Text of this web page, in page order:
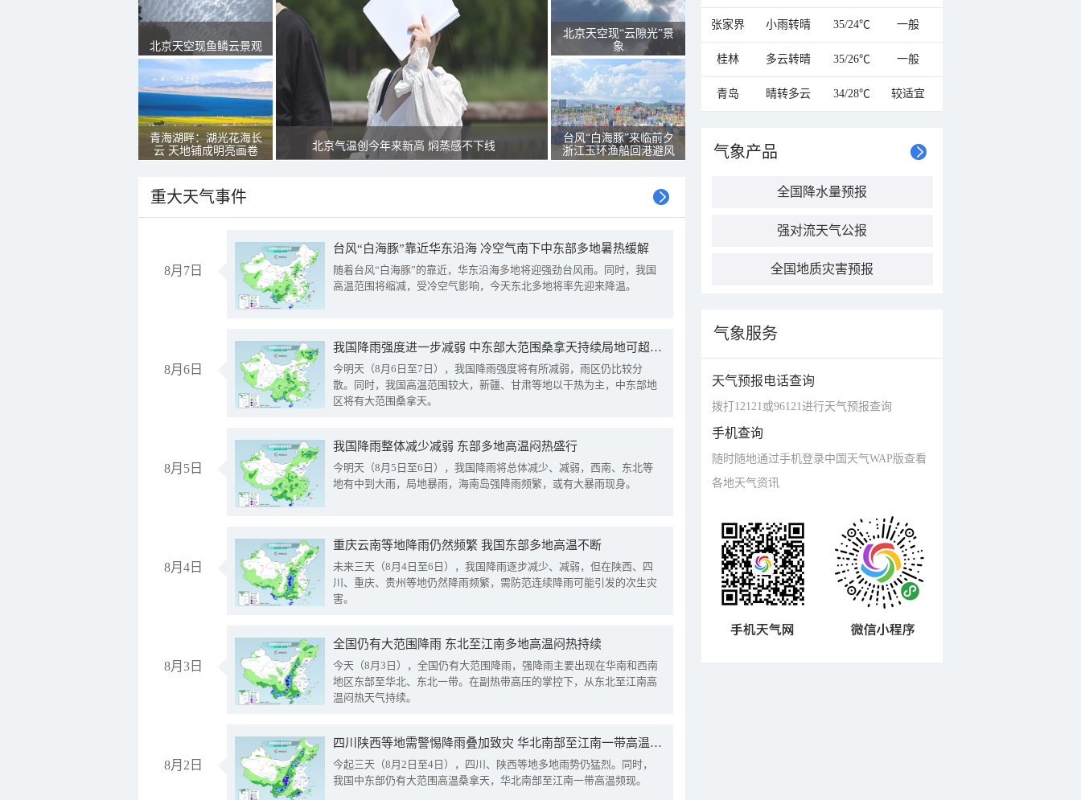
北京天空现鱼鳞云景观
青海湖畔：湖光花海长
云 天地铺成明亮画卷
北京气温创今年来新高 焖蒸感不下线
北京天空现“云隙光”景
象
台风“白海豚”来临前夕
浙江玉环渔船回港避风
重大天气事件
8月7日
台风“白海豚”靠近华东沿海 冷空气南下中东部多地暑热缓解
随着台风“白海豚”的靠近，华东沿海多地将迎强劲台风雨。同时，我国
高温范围将缩减，受冷空气影响，今天东北多地将率先迎来降温。
8月6日
我国降雨强度进一步减弱 中东部大范围桑拿天持续局地可超38℃
今明天（8月6日至7日），我国降雨强度将有所减弱，雨区仍比较分
散。同时，我国高温范围较大，新疆、甘肃等地以干热为主，中东部地
区将有大范围桑拿天。
8月5日
我国降雨整体减少减弱 东部多地高温闷热盛行
今明天（8月5日至6日），我国降雨将总体减少、减弱，西南、东北等
地有中到大雨，局地暴雨，海南岛强降雨频繁，或有大暴雨现身。
8月4日
重庆云南等地降雨仍然频繁 我国东部多地高温不断
未来三天（8月4日至6日），我国降雨逐步减少、减弱，但在陕西、四
川、重庆、贵州等地仍然降雨频繁，需防范连续降雨可能引发的次生灾
害。
8月3日
全国仍有大范围降雨 东北至江南多地高温闷热持续
今天（8月3日），全国仍有大范围降雨，强降雨主要出现在华南和西南
地区东部至华北、东北一带。在副热带高压的掌控下，从东北至江南高
温闷热天气持续。
8月2日
四川陕西等地需警惕降雨叠加致灾 华北南部至江南一带高温频现
今起三天（8月2日至4日），四川、陕西等地多地雨势仍猛烈。同时，
我国中东部仍有大范围高温桑拿天，华北南部至江南一带高温频现。
张家界 小雨转晴 35/24℃ 一般
桂林 多云转晴 35/26℃ 一般
青岛 晴转多云 34/28℃ 较适宜
气象产品
全国降水量预报
强对流天气公报
全国地质灾害预报
气象服务
天气预报电话查询
拨打12121或96121进行天气预报查询
手机查询
随时随地通过手机登录中国天气WAP版查看
各地天气资讯